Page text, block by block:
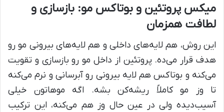
میکس پروتئین و بوتاکس مو: بازسازی و
لطافت همزمان
این روش، هم لایه‌های داخلی و هم لایه‌های بیرونی مو رو
هدف قرار می‌ده. پروتئین از داخل مو رو بازسازی و تقویت
می‌کنه و بوتاکس هم لایه بیرونی رو آبرسانی و نرم می‌کنه
تا وز مو کاملاً ریشه‌کن بشه. اگه موهاتون خیلی
آسیب‌دیده ولی در عین حال وز هم می‌کنه، این ترکیب